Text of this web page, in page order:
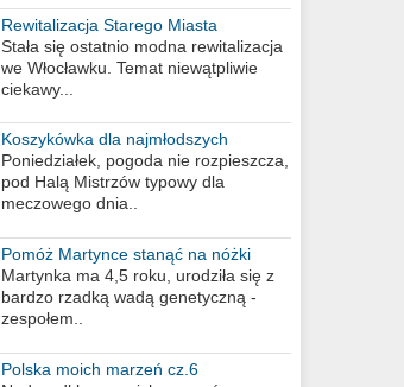
Rewitalizacja Starego Miasta
Stała się ostatnio modna rewitalizacja
we Włocławku. Temat niewątpliwie
ciekawy...
Koszykówka dla najmłodszych
Poniedziałek, pogoda nie rozpieszcza,
pod Halą Mistrzów typowy dla
meczowego dnia..
Pomóż Martynce stanąć na nóżki
Martynka ma 4,5 roku, urodziła się z
bardzo rzadką wadą genetyczną -
zespołem..
Polska moich marzeń cz.6